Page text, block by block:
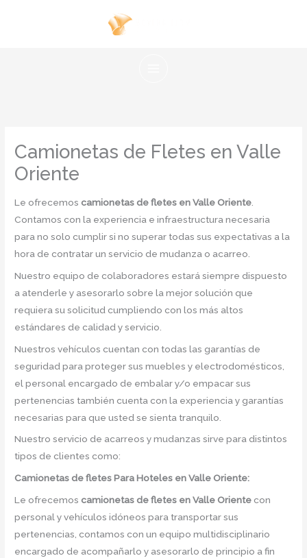
Camionetas de Fletes en Valle
Oriente
Le ofrecemos camionetas de fletes en Valle Oriente
Contamos con la experiencia e infraestructura necesaria
para no solo cumplir si no superar todas sus expectativas a la
hora de contratar un servicio de mudanza o acarreo.
Nuestro equipo de colaboradores estará siempre dispuesto
a atenderle y asesorarlo sobre la mejor solución que
requiera su solicitud cumpliendo con los más altos
estándares de calidad y servicio.
Nuestros vehículos cuentan con todas las garantías de
seguridad para proteger sus muebles y electrodomésticos,
el personal encargado de embalar y/o empacar sus
pertenencias también cuenta con la experiencia y garantías
necesarias para que usted se sienta tranquilo.
Nuestro servicio de acarreos y mudanzas sirve para distintos
tipos de clientes como:
Camionetas de fletesPara Hoteles en Valle Oriente:
Le ofrecemos camionetas de fletes enValle Oriente con
personal y vehículos idóneos para transportar sus
pertenencias, contamos con un equipo multidisciplinario
encargado de acompañarlo y asesorarlo de principio a fin